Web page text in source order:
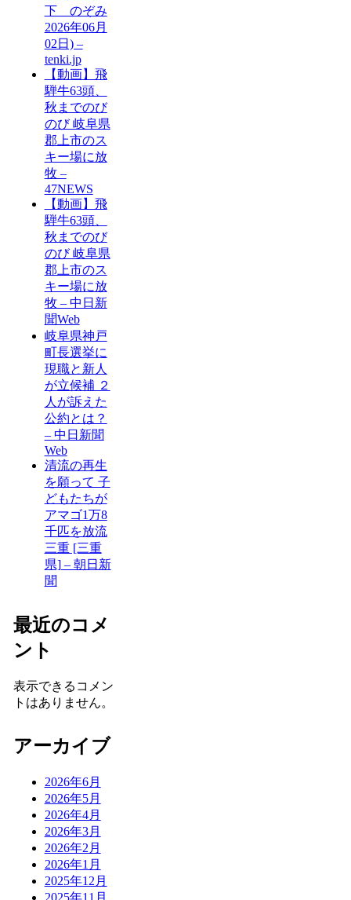
下 のぞみ
2026年06月
02日) –
tenki.jp
【動画】飛
騨牛63頭、
秋までのび
のび 岐阜県
郡上市のス
キー場に放
牧 –
47NEWS
【動画】飛
騨牛63頭、
秋までのび
のび 岐阜県
郡上市のス
キー場に放
牧 – 中日新
聞Web
岐阜県神戸
町長選挙に
現職と新人
が立候補 ２
人が訴えた
公約とは？
– 中日新聞
Web
清流の再生
を願って 子
どもたちが
アマゴ1万8
千匹を放流
三重 [三重
県] – 朝日新
聞
最近のコメ
ント
表示できるコメン
トはありません。
アーカイブ
2026年6月
2026年5月
2026年4月
2026年3月
2026年2月
2026年1月
2025年12月